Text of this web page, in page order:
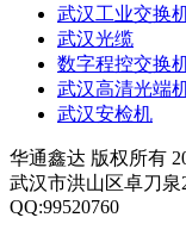
武汉工业交换
武汉光缆
数字程控交换
武汉高清光端
武汉安检机
华通鑫达 版权所有
武汉市洪山区卓刀
QQ:99520760